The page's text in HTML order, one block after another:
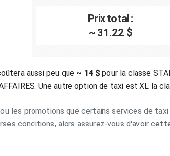
Prix total :
~ 31.22 $
aussi peu que ~ 14 $ pour la classe
Une autre option de taxi est XL la
les promotions que certains services de
conditions, alors assurez-vous d'avoir